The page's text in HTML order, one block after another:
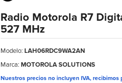
Radio Motorola R7
527 MHz
Modelo: LAH06RDC9WA2AN
Marca: MOTOROLA SOLUTIONS
Nuestros precios no incluyen IVA,